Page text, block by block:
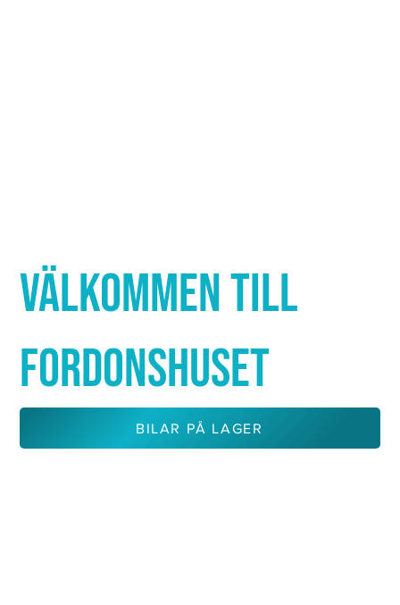
VÄLKOMMEN TILL
FORDONSHUSET
BILAR PÅ LAGER